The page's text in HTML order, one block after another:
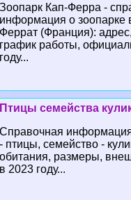
Зоопарк Кап-Ферра -
информация о зоопарке
Феррат (Франция):
график работы,
году...
Птицы семейства
Справочная
- птицы, семейство -
обитания, размеры,
в 2023 году...